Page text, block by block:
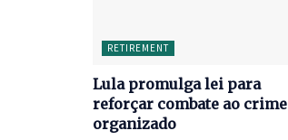
RETIREMENT
Lula promulga lei para
reforçar combate ao crime
organizado